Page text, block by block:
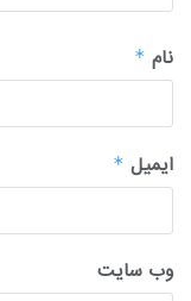
نام *
ایمیل *
وب‌ سایت